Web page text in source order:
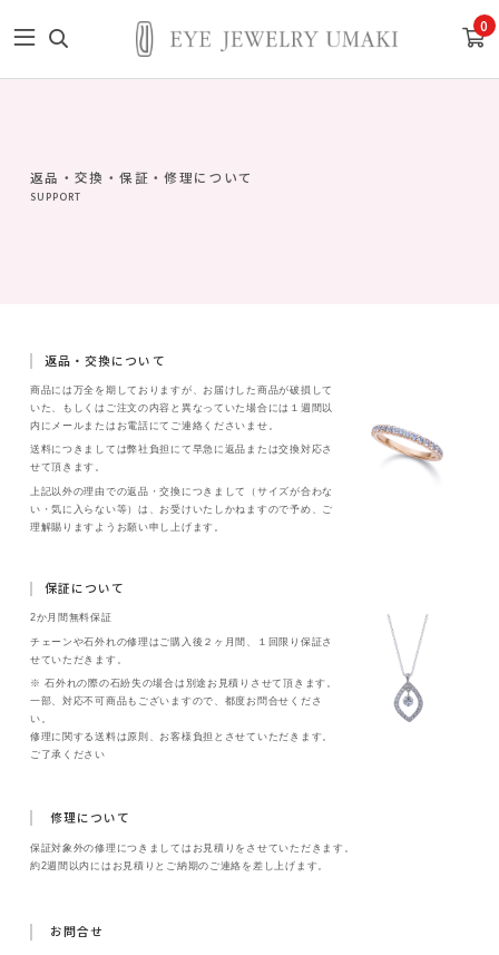
0
返品・交換・保証・修理について
SUPPORT
返品・交換について
商品には万全を期しておりますが、お届けした商品が破損して
いた、もしくはご注文の内容と異なっていた場合には１週間以
内にメールまたはお電話にてご連絡くださいませ。
送料につきましては弊社負担にて早急に返品または交換対応さ
せて頂きます。
上記以外の理由での返品・交換につきまして（サイズが合わな
い・気に入らない等）は、お受けいたしかねますので予め、ご
理解賜りますようお願い申し上げます。
保証について
2か月間無料保証
チェーンや石外れの修理はご購入後２ヶ月間、１回限り保証さ
せていただきます。
※ 石外れの際の石紛失の場合は別途お見積りさせて頂きます。
一部、対応不可商品もございますので、都度お問合せくださ
い。
修理に関する送料は原則、お客様負担とさせていただきます。
ご了承ください
修理について
保証対象外の修理につきましてはお見積りをさせていただきます。
約2週間以内にはお見積りとご納期のご連絡を差し上げます。
お問合せ